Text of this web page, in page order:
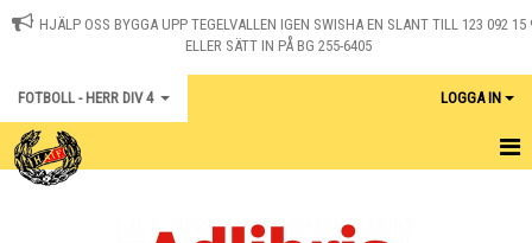
HJÄLP OSS BYGGA UPP TEGELVALLEN IGEN SWISHA EN SLANT TILL 123 092 15
ELLER SÄTT IN PÅ BG 255-6405
FOTBOLL - HERR DIV 4 LOGGA IN